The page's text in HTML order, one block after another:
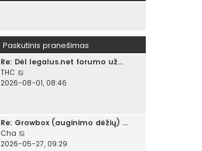
Paskutinis pranešimas
Re: Dėl legalus.net forumo už…
THC
e
ū
r
ė
2026-08-01, 08:46
Re: Growbox (auginimo dėžių) …
Cha
e
2026-05-27, 09:29